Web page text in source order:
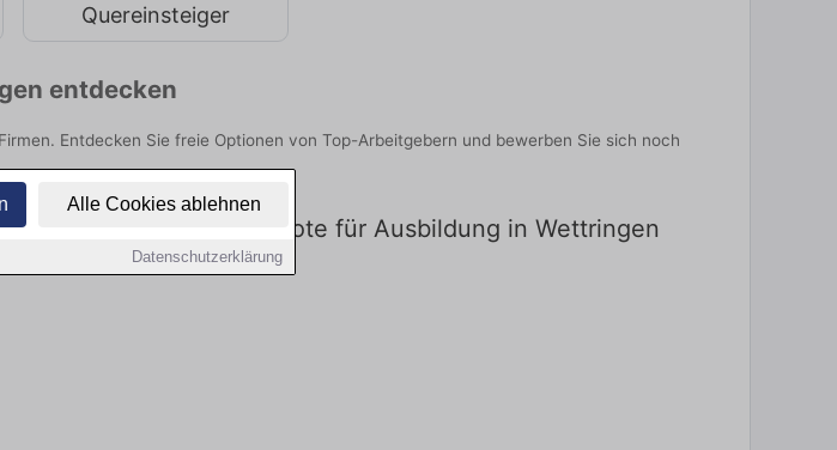
Alle Cookies ablehnen
Datenschutzerklärung
Quereinsteiger
entdecken
Entdecken Sie freie Optionen von Top-Arbeitgebern und bewerben Sie sich noch
es keine Stellenangebote für Ausbildung in Wettringen